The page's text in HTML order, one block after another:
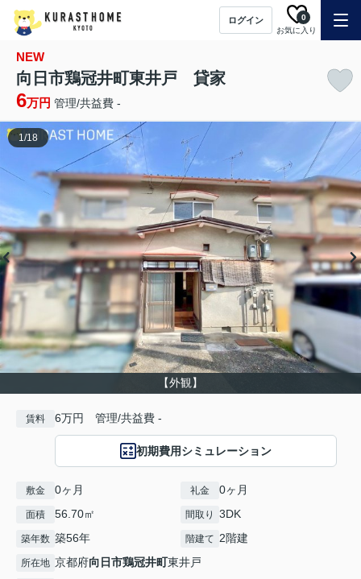
ログイン
お気に入り
0
NEW
向日市鶏冠井町東井戸 貸家
6万円 管理/共益費 -
【外観】
1/18
賃料 6万円 管理/共益費 -
初期費用シミュレーション
敷金 0ヶ月 礼金 0ヶ月
面積 56.70㎡ 間取り 3DK
築年数 築56年 階建て 2階建
所在地 京都府向日市鶏冠井町東井戸